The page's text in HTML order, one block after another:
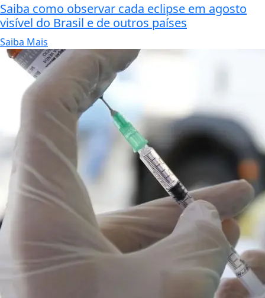
Saiba como observar cada eclipse em agosto
visível do Brasil e de outros países
Saiba Mais